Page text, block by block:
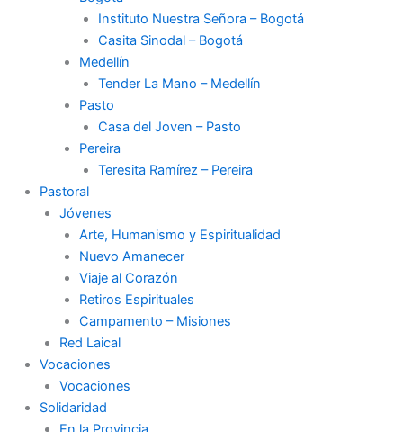
Instituto Nuestra Señora – Bogotá
Casita Sinodal – Bogotá
Medellín
Tender La Mano – Medellín
Pasto
Casa del Joven – Pasto
Pereira
Teresita Ramírez – Pereira
Pastoral
Jóvenes
Arte, Humanismo y Espiritualidad
Nuevo Amanecer
Viaje al Corazón
Retiros Espirituales
Campamento – Misiones
Red Laical
Vocaciones
Vocaciones
Solidaridad